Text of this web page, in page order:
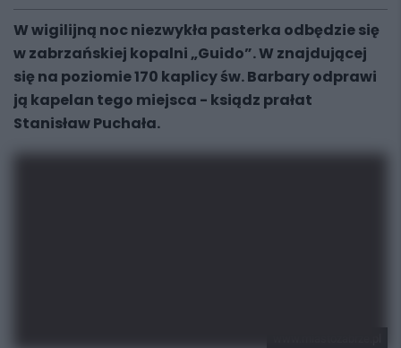
W wigilijną noc niezwykła pasterka odbędzie się
w zabrzańskiej kopalni „Guido”. W znajdującej
się na poziomie 170 kaplicy św. Barbary odprawi
ją kapelan tego miejsca - ksiądz prałat
Stanisław Puchała.